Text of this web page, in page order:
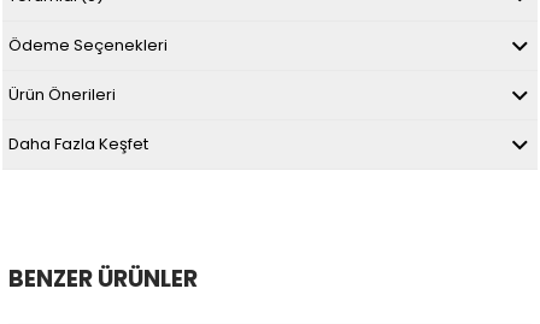
Ödeme Seçenekleri
Ürün Önerileri
Daha Fazla Keşfet
BENZER ÜRÜNLER